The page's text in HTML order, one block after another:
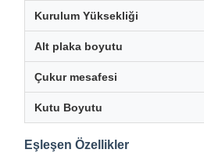
Kurulum Yüksekliği
Alt plaka boyutu
Çukur mesafesi
Kutu Boyutu
Eşleşen Özellikler